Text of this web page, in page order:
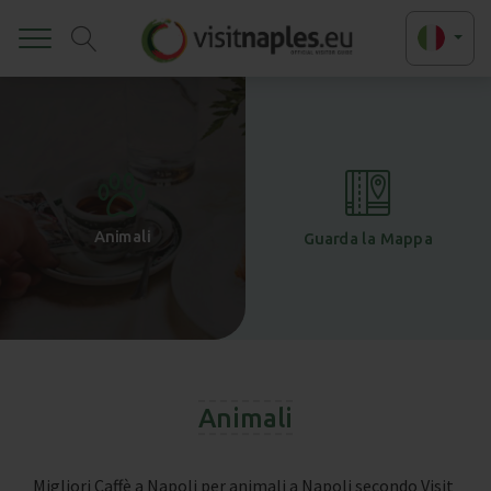
Animali Guarda la Mappa
Animali
Migliori Caffè a Napoli per animali a Napoli secondo Visit